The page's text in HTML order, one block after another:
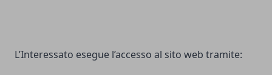
L’Interessato esegue l’accesso al sito web tramite: